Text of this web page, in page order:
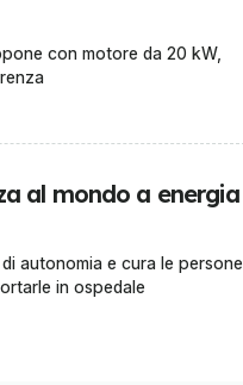
con motore da 20 kW,
al mondo a energia
autonomia e cura le persone
in ospedale